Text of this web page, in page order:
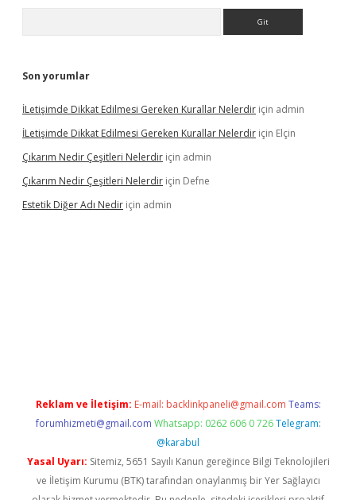
Son yorumlar
İLetişimde Dikkat Edilmesi Gereken Kurallar Nelerdir için admin
İLetişimde Dikkat Edilmesi Gereken Kurallar Nelerdir için Elçin
Çıkarım Nedir Çeşitleri Nelerdir için admin
Çıkarım Nedir Çeşitleri Nelerdir için Defne
Estetik Diğer Adı Nedir için admin
Reklam ve İletişim: E-mail: backlinkpaneli@gmail.com Teams:
forumhizmeti@gmail.com Whatsapp: 0262 606 0 726 Telegram:
@karabul
Yasal Uyarı: Sitemiz, 5651 Sayılı Kanun gereğince Bilgi Teknolojileri
ve İletişim Kurumu (BTK) tarafından onaylanmış bir Yer Sağlayıcı